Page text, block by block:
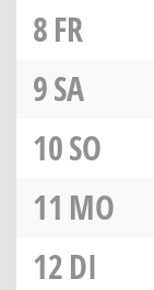
8FR
9SA
10SO
11 MO
12DI